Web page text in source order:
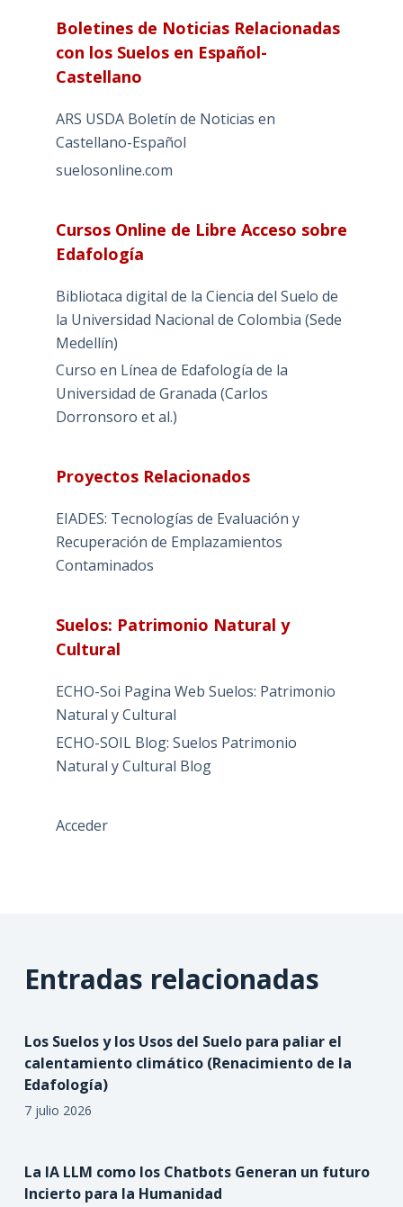
Boletines de Noticias Relacionadas
con los Suelos en Español-
Castellano
ARS USDA Boletín de Noticias en
Castellano-Español
suelosonline.com
Cursos Online de Libre Acceso sobre
Edafología
Bibliotaca digital de la Ciencia del Suelo de
la Universidad Nacional de Colombia (Sede
Medellín)
Curso en Línea de Edafología de la
Universidad de Granada (Carlos
Dorronsoro et al.)
Proyectos Relacionados
EIADES: Tecnologías de Evaluación y
Recuperación de Emplazamientos
Contaminados
Suelos: Patrimonio Natural y
Cultural
ECHO-Soi Pagina Web Suelos: Patrimonio
Natural y Cultural
ECHO-SOIL Blog: Suelos Patrimonio
Natural y Cultural Blog
Acceder
Entradas relacionadas
Los Suelos y los Usos del Suelo para paliar el
calentamiento climático (Renacimiento de la
Edafología)
7 julio 2026
La IA LLM como los Chatbots Generan un futuro
Incierto para la Humanidad